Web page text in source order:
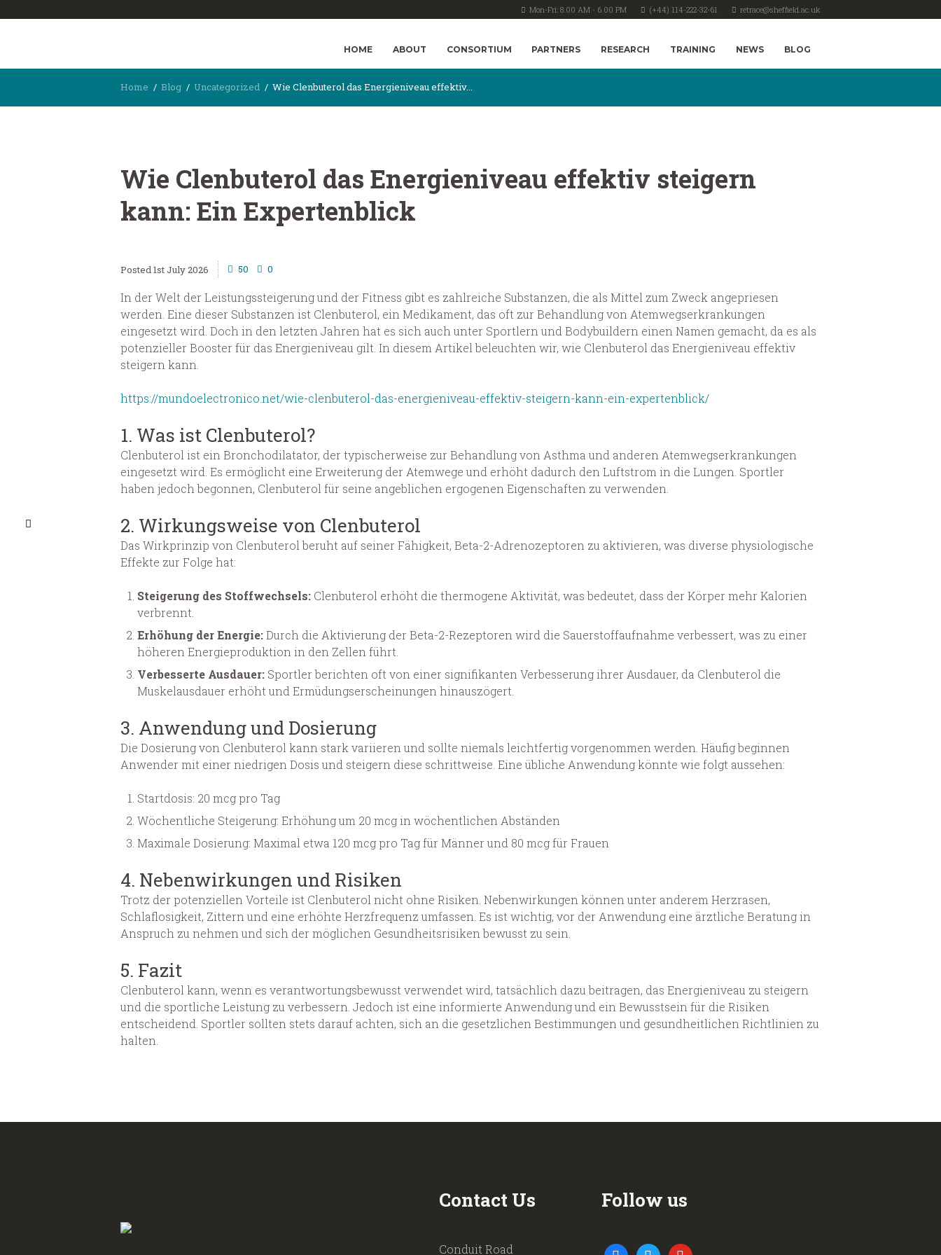
Mon-Fri: 8.00 AM - 6.00 PM (+44) 114-222-32-61 retrace@sheffield.ac.uk
HOME ABOUT CONSORTIUM PARTNERS RESEARCH TRAINING NEWS BLOG
Home Blog Uncategorized Wie Clenbuterol das Energieniveau effektiv...
Wie Clenbuterol das Energieniveau effektiv steigern
kann: Ein Expertenblick
1st July 2026 50 0
In der Welt der Leistungssteigerung und der Fitness gibt es zahlreiche Substanzen, die als Mittel zum Zweck angepriesen
werden. Eine dieser Substanzen ist Clenbuterol, ein Medikament, das oft zur Behandlung von Atemwegserkrankungen
eingesetzt wird. Doch in den letzten Jahren hat es sich auch unter Sportlern und Bodybuildern einen Namen gemacht, da es als
potenzieller Booster für das Energieniveau gilt. In diesem Artikel beleuchten wir, wie Clenbuterol das Energieniveau effektiv
steigern kann.
https://mundoelectronico.net/wie-clenbuterol-das-energieniveau-effektiv-steigern-kann-ein-expertenblick/
1. Was ist Clenbuterol?
Clenbuterol ist ein Bronchodilatator, der typischerweise zur Behandlung von Asthma und anderen Atemwegserkrankungen
eingesetzt wird. Es ermöglicht eine Erweiterung der Atemwege und erhöht dadurch den Luftstrom in die Lungen. Sportler
haben jedoch begonnen, Clenbuterol für seine angeblichen ergogenen Eigenschaften zu verwenden.
2. Wirkungsweise von Clenbuterol
Das Wirkprinzip von Clenbuterol beruht auf seiner Fähigkeit, Beta-2-Adrenozeptoren zu aktivieren, was diverse physiologische
Effekte zur Folge hat:
Steigerung des Stoffwechsels: Clenbuterol erhöht die thermogene Aktivität, was bedeutet, dass der Körper mehr Kalorien
verbrennt.
Erhöhung der Energie:Durch die Aktivierung der Beta-2-Rezeptoren wird die Sauerstoffaufnahme verbessert, was zu einer
höheren Energieproduktion in den Zellen führt.
Verbesserte Ausdauer: Sportler berichten oft von einer signifikanten Verbesserung ihrer Ausdauer, da Clenbuterol die
Muskelausdauer erhöht und Ermüdungserscheinungen hinauszögert.
3. Anwendung und Dosierung
Die Dosierung von Clenbuterol kann stark variieren und sollte niemals leichtfertig vorgenommen werden. Häufig beginnen
Anwender mit einer niedrigen Dosis und steigern diese schrittweise. Eine übliche Anwendung könnte wie folgt aussehen:
Startdosis: 20 mcg pro Tag
Wöchentliche Steigerung: Erhöhung um 20 mcg in wöchentlichen Abständen
Maximale Dosierung: Maximal etwa 120 mcg pro Tag für Männer und 80 mcg für Frauen
4. Nebenwirkungen und Risiken
Trotz der potenziellen Vorteile ist Clenbuterol nicht ohne Risiken. Nebenwirkungen können unter anderem Herzrasen,
Schlaflosigkeit, Zittern und eine erhöhte Herzfrequenz umfassen. Es ist wichtig, vor der Anwendung eine ärztliche Beratung in
Anspruch zu nehmen und sich der möglichen Gesundheitsrisiken bewusst zu sein.
5. Fazit
Clenbuterol kann, wenn es verantwortungsbewusst verwendet wird, tatsächlich dazu beitragen, das Energieniveau zu steigern
und die sportliche Leistung zu verbessern. Jedoch ist eine informierte Anwendung und ein Bewusstsein für die Risiken
entscheidend. Sportler sollten stets darauf achten, sich an die gesetzlichen Bestimmungen und gesundheitlichen Richtlinien zu
halten.
Contact Us
Conduit Road
Follow us
facebooktwitter youtube